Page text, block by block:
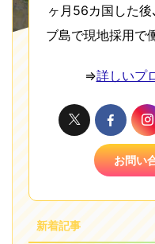
ヶ月56カ国した
ブ島で現地採用で
⇒詳しいプ
お問い
新着記事